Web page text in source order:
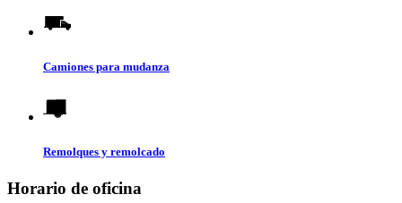
Camiones para mudanza
Remolques y remolcado
Horario de oficina